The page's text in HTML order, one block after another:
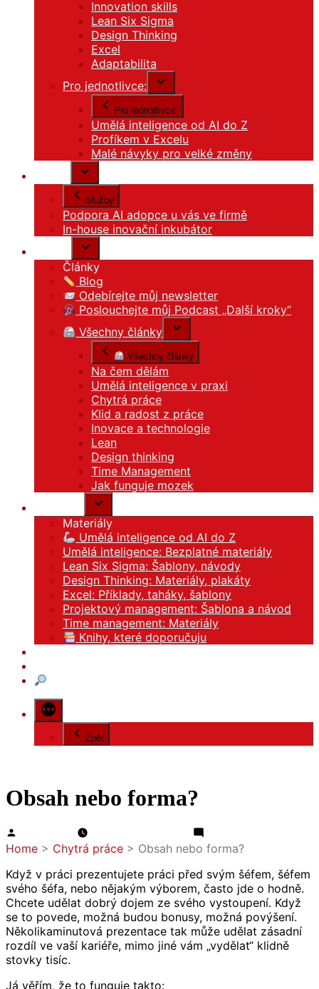
Innovation skills
Lean Six Sigma
Design Thinking
Excel
Adaptabilita
Pro jednotlivce:
Pro jednotlivce:
Umělá inteligence od AI do Z
Profíkem v Excelu
Malé návyky pro velké změny
Služby
Podpora AI adopce u vás ve firmě
In-house inovační inkubátor
Články
Blog
Odebírejte můj newsletter
Poslouchejte můj Podcast „Další kroky“
Všechny články
Všechny články
Na čem dělám
Umělá inteligence v praxi
Chytrá práce
Klid a radost z práce
Inovace a technologie
Lean
Design thinking
Time Management
Jak funguje mozek
Materiály
Umělá inteligence od AI do Z
Umělá inteligence: Bezplatné materiály
Lean Six Sigma: Šablony, návody
Design Thinking: Materiály, plakáty
Excel: Příklady, taháky, šablony
Projektový management: Šablona a návod
Time management: Materiály
Knihy, které doporučuju
Zpět
Obsah nebo forma?
forma?
Home > Chytrá práce > Obsah nebo forma?
Když v práci prezentujete práci před svým šéfem, šéfem
svého šéfa, nebo nějakým výborem, často jde o hodně.
Chcete udělat dobrý dojem ze svého vystoupení. Když
se to povede, možná budou bonusy, možná povýšení.
Několikaminutová prezentace tak může udělat zásadní
rozdíl ve vaší kariéře, mimo jiné vám „vydělat“ klidně
stovky tisíc.
Já věřím, že to funguje takto: